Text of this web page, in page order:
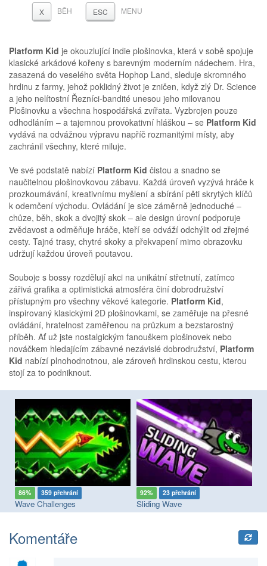
X BĚH ESC MENU
Platform Kid je okouzlující indie plošinovka, která v sobě spojuje
klasické arkádové kořeny s barevným moderním nádechem. Hra,
zasazená do veselého světa Hophop Land, sleduje skromného
hrdinu z farmy, jehož poklidný život je zničen, když zlý Dr. Science
a jeho nelítostní Řezníci-bandité unesou jeho milovanou
Plošinovku a všechna hospodářská zvířata. Vyzbrojen pouze
odhodláním – a tajemnou provokativní hláškou – se Platform Kid
vydává na odvážnou výpravu napříč rozmanitými místy, aby
zachránil všechny, které miluje.
Ve své podstatě nabízí Platform Kid čistou a snadno se
naučitelnou plošinovkovou zábavu. Každá úroveň vyzývá hráče k
prozkoumávání, kreativnímu myšlení a sbírání pěti skrytých klíčů
k odemčení východu. Ovládání je sice záměrně jednoduché –
chůze, běh, skok a dvojitý skok – ale design úrovní podporuje
zvědavost a odměňuje hráče, kteří se odváží odchýlit od zřejmé
cesty. Tajné trasy, chytré skoky a překvapení mimo obrazovku
udržují každou úroveň poutavou.
Souboje s bossy rozdělují akci na unikátní střetnutí, zatímco
zářivá grafika a optimistická atmosféra činí dobrodružství
přístupným pro všechny věkové kategorie. Platform Kid,
inspirovaný klasickými 2D plošinovkami, se zaměřuje na přesné
ovládání, hratelnost zaměřenou na průzkum a bezstarostný
příběh. Ať už jste nostalgickým fanouškem plošinovek nebo
nováčkem hledajícím zábavné nezávislé dobrodružství, Platform
Kid nabízí plnohodnotnou, ale zároveň hrdinskou cestu, kterou
stojí za to podniknout.
86% 359 přehrání
Wave Challenges
92% 23 přehrání
Sliding Wave
Komentáře